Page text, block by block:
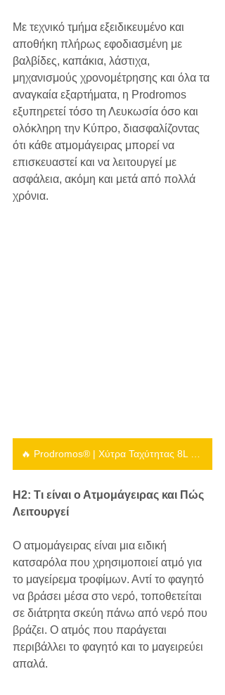
Με τεχνικό τμήμα εξειδικευμένο και
αποθήκη πλήρως εφοδιασμένη με
βαλβίδες, καπάκια, λάστιχα,
μηχανισμούς χρονομέτρησης και όλα τα
αναγκαία εξαρτήματα, η Prodromos
εξυπηρετεί τόσο τη Λευκωσία όσο και
ολόκληρη την Κύπρο, διασφαλίζοντας
ότι κάθε ατμομάγειρας μπορεί να
επισκευαστεί και να λειτουργεί με
ασφάλεια, ακόμη και μετά από πολλά
χρόνια.
H2: Τι είναι ο Ατμομάγειρας και Πώς
Λειτουργεί
Ο ατμομάγειρας είναι μια ειδική
κατσαρόλα που χρησιμοποιεί ατμό για
το μαγείρεμα τροφίμων. Αντί το φαγητό
να βράσει μέσα στο νερό, τοποθετείται
σε διάτρητα σκεύη πάνω από νερό που
βράζει. Ο ατμός που παράγεται
περιβάλλει το φαγητό και το μαγειρεύει
απαλά.